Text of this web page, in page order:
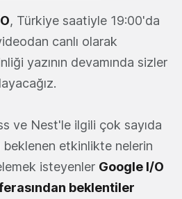
, Türkiye saatiyle 19:00'da
canlı olarak
yazının devamında sizler
ve Nest'le ilgili çok sayıda
beklenen etkinlikte nelerin
isteyenler Google I/O
beklentiler